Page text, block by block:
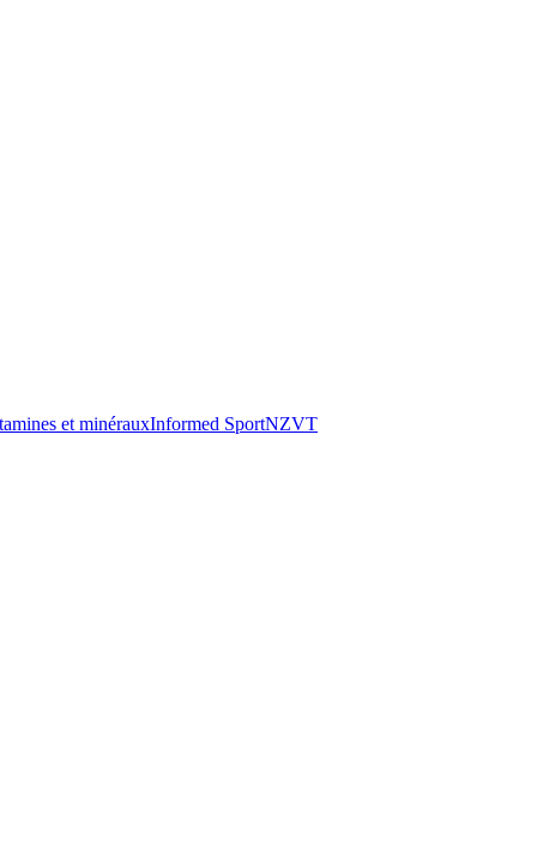
et minérauxInformed SportNZVT